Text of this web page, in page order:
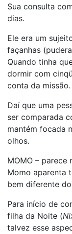
Sua consulta
dias.
Ele era um
façanhas
Quando tinha
dormir com
conta da missão.
Daí que uma
ser comparada
mantém focada
olhos.
MOMO – parece
Momo aparenta
bem diferente
Para início de
filha da Noite (
talvez esse